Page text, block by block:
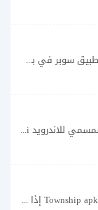
تطبيق سوبر في بي ان للاندرويد تطبيق سوبر في بي ان من تطبيقات الشبكات...
ما هو تطبيق سمسمي ؟ تطبيق سمسمي للاندرويد SimSimi هو برنامج دردشة افتراضية يسمح...
اشهر ألعاب الزراعة والتطوير Township apk 2026 إذا كنت تحب ألعاب الزراعة وبناء المدن،...